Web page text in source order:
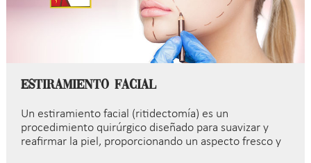
Estiramiento Facial
Un estiramiento facial (ritidectomía) es un
procedimiento quirúrgico diseñado para suavizar y
reafirmar la piel, proporcionando un aspecto fresco y